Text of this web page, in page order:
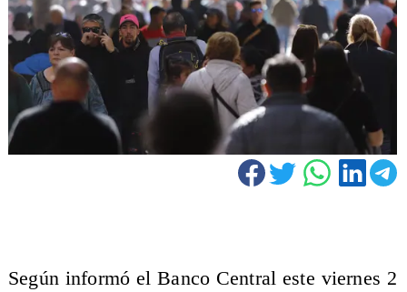
Según informó el Banco Central este viernes 2